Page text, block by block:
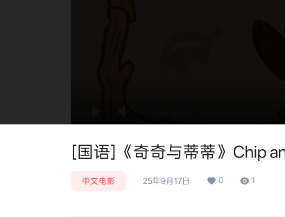
[国语]《奇奇与蒂蒂》Chip
中文电影 25年9月17日 0 1